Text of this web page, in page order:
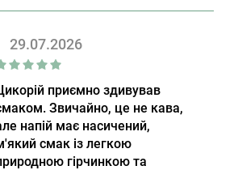
29.07.2026
приємно здивував
Звичайно, це не кава,
напій має насичений,
смак із легкою
гірчинкою та